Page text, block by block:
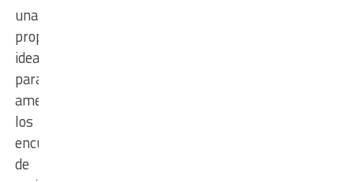
una
propuesta
ideal
para
amenizar
los
encuentros
de